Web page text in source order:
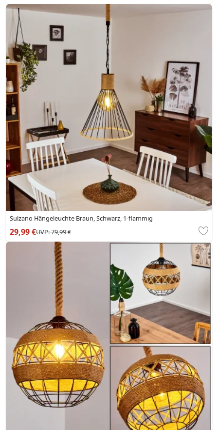
Sulzano Hängeleuchte Braun, Schwarz, 1-flammig
29,99 €UVP:79,99 €